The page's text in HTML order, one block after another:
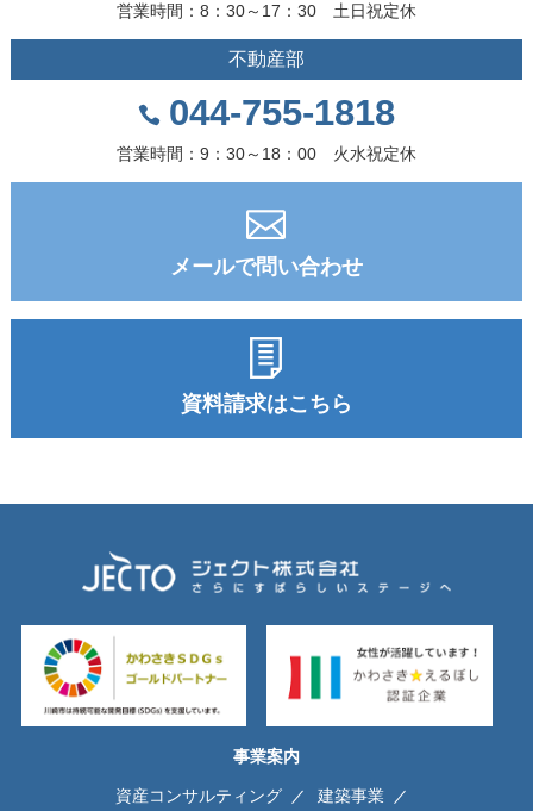
営業時間：8：30～17：30 土日祝定休
不動産部
044-755-1818
営業時間：9：30～18：00 火水祝定休
メールで問い合わせ
資料請求はこちら
事業案内
資産コンサルティング
建築事業